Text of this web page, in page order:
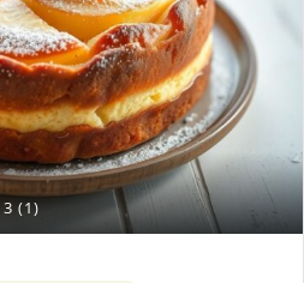
3 (1)